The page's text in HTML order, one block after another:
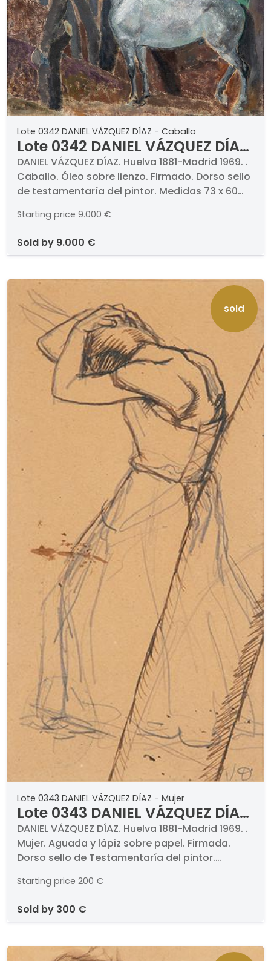
Lote 0342 DANIEL VÁZQUEZ DÍAZ - Caballo
Lote 0342 DANIEL VÁZQUEZ DÍAZ
- Caballo
DANIEL VÁZQUEZ DÍAZ. Huelva 1881-Madrid 1969. .
Caballo. Óleo sobre lienzo. Firmado. Dorso sello
de testamentaría del pintor. Medidas 73 x 60
Starting price 9.000 €
sold by 9.000 €
sold
Lote 0343 DANIEL VÁZQUEZ DÍAZ - Mujer
Lote 0343 DANIEL VÁZQUEZ DÍAZ
- Mujer
DANIEL VÁZQUEZ DÍAZ. Huelva 1881-Madrid 1969. .
Mujer. Aguada y lápiz sobre papel. Firmada.
Dorso sello de Testamentaría del pintor.
Starting price 200 €
sold by 300 €